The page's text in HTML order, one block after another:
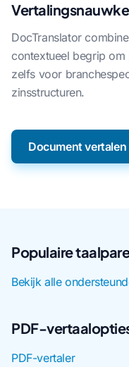
DocTranslator
contextueel begrip om
zelfs voor
zinsstructuren.
Document vertalen
Populaire
Bekijk alle
PDF-
PDF-vertaler